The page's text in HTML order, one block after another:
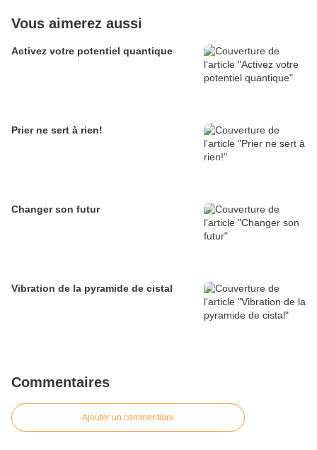
Vous aimerez aussi
Activez votre potentiel quantique
Prier ne sert à rien!
Changer son futur
Vibration de la pyramide de cistal
Commentaires
Ajouter un commentaire